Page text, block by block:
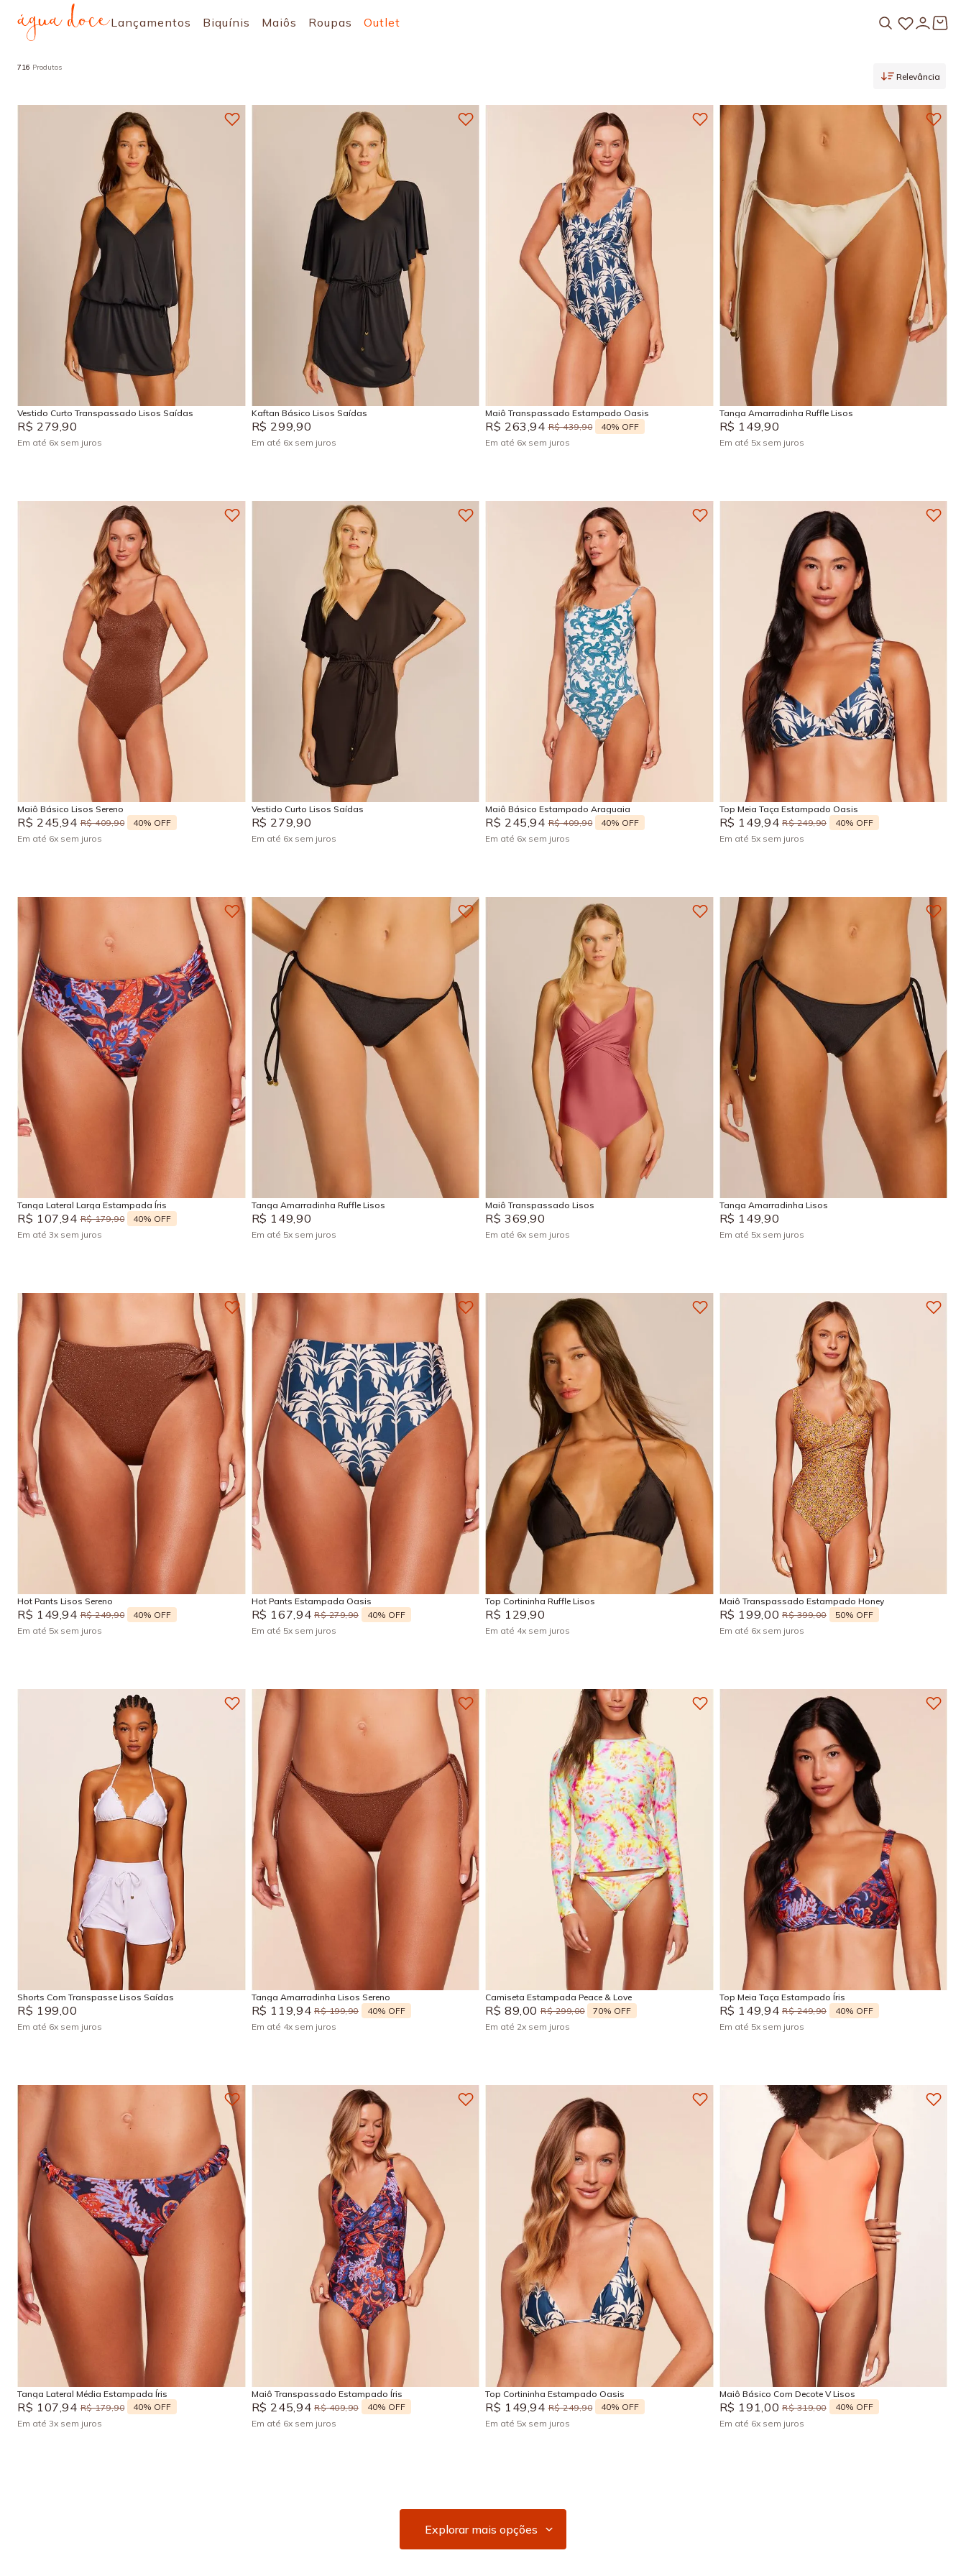
Lançamentos Biquínis Maiôs Roupas Outlet
716 Produtos
Relevância
P G GG
Adicionar na sacola
Vestido Curto Transpassado Lisos Saídas
R$ 279,90
Em até 6x sem juros
GG
Adicionar na sacola
Kaftan Básico Lisos Saídas
R$ 299,90
Em até 6x sem juros
Adicionar na sacola
Maiô Transpassado Estampado Oasis
R$ 263,94 R$ 439,90 40% OFF
Em até 6x sem juros
GG
Adicionar na sacola
Tanga Amarradinha Ruffle Lisos
R$ 149,90
Em até 5x sem juros
Adicionar na sacola
Maiô Básico Lisos Sereno
R$ 245,94 R$ 409,90 40% OFF
Em até 6x sem juros
P
Adicionar na sacola
Vestido Curto Lisos Saídas
R$ 279,90
Em até 6x sem juros
G GG
Adicionar na sacola
Maiô Básico Estampado Araguaia
R$ 245,94 R$ 409,90 40% OFF
Em até 6x sem juros
P G
Top Meia Taça Estampado Oasis
R$ 149,94 R$ 249,90 40% OFF
Em até 5x sem juros
Adicionar na sacola
Tanga Lateral Larga Estampada Íris
R$ 107,94 R$ 179,90 40% OFF
Em até 3x sem juros
M
Adicionar na sacola
Tanga Amarradinha Ruffle Lisos
R$ 149,90
Em até 5x sem juros
M G
Adicionar na sacola
Maiô Transpassado Lisos
R$ 369,90
Em até 6x sem juros
Adicionar na sacola
Tanga Amarradinha Lisos
R$ 149,90
Em até 5x sem juros
GG
Adicionar na sacola
Hot Pants Lisos Sereno
R$ 149,94 R$ 249,90 40% OFF
Em até 5x sem juros
M
Adicionar na sacola
Hot Pants Estampada Oasis
R$ 167,94 R$ 279,90 40% OFF
Em até 5x sem juros
M G GG
Top Cortininha Ruffle Lisos
R$ 129,90
Em até 4x sem juros
G GG EG
Adicionar na sacola
Maiô Transpassado Estampado Honey
R$ 199,00 R$ 399,00 50% OFF
Em até 6x sem juros
G P M
Adicionar na sacola
Shorts Com Transpasse Lisos Saídas
R$ 199,00
Em até 6x sem juros
P G
Tanga Amarradinha Lisos Sereno
R$ 119,94 R$ 199,90 40% OFF
Em até 4x sem juros
Adicionar na sacola
Camiseta Estampada Peace & Love
R$ 89,00 R$ 299,00 70% OFF
Em até 2x sem juros
P M GG
Top Meia Taça Estampado Íris
R$ 149,94 R$ 249,90 40% OFF
Em até 5x sem juros
G
Adicionar na sacola
Tanga Lateral Média Estampada Íris
R$ 107 ,94 R$ 179,90 40% OFF
Em até 3x sem juros
M G
Adicionar na sacola
Maiô Transpassado Estampado Íris
R$ 245 94 R$ 409,90 40% OFF
Em até 6x sem juros
G GG
Adicionar na sacola
Top Cortininha Estampado Oasis
R$ 149 ,94 R$ 249,90 40% OFF
Em até 5x sem juros
Adicionar na sacola
Maiô Básico Com Decote V Lisos
R$ 191 00 R$ 319,00 40% OFF
Em até 6x sem juros